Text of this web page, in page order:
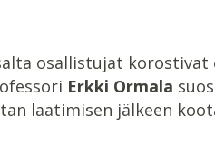
osallistujat
Erkki Ormala
laatimisen jälkeen